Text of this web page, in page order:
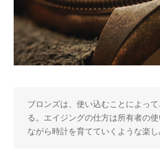
ブロンズは、使い込むことによっ
る。エイジングの仕方は所有者の
ながら時計を育てていくような楽し